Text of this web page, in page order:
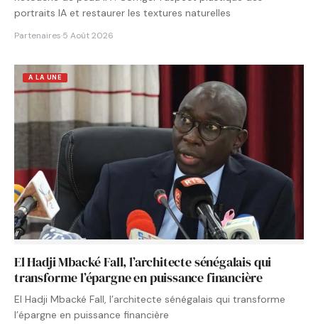
portraits IA et restaurer les textures naturelles
Partenaires·5 Août 2026
A LA UNE
El Hadji Mbacké Fall, l’architecte sénégalais qui
transforme l’épargne en puissance financière
El Hadji Mbacké Fall, l’architecte sénégalais qui transforme
l’épargne en puissance financière